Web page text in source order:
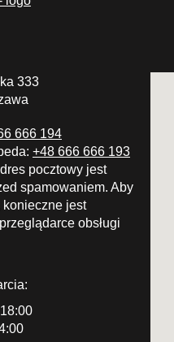
333
666 194
+48 666 666 193
pocztowy jest
spamowaniem. Aby
jest
obsługi